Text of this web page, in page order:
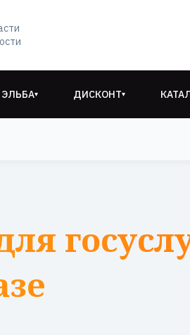
ЭЛЬБА▾ ДИСКОНТ▾